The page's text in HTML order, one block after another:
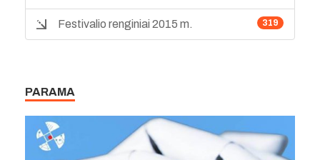
319
Festivalio renginiai 2015 m.
PARAMA